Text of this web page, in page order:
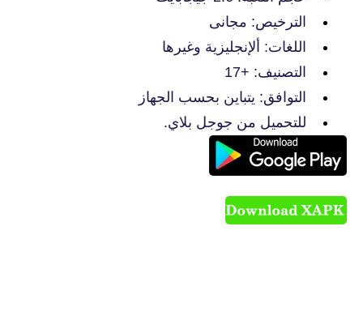
الترخيص: مجانى
اللغات: ألإنجليزية وغيرها
التصنيف: +17
التوافق: يتباين بحسب الجهاز
للتحميل من جوجل بلاي.